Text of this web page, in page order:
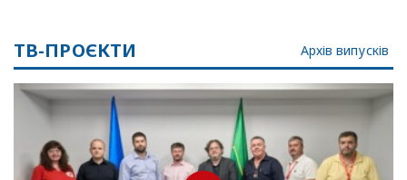
ТВ-ПРОЄКТИ Архів випусків